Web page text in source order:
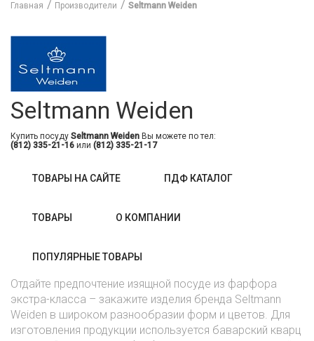
Главная Производители Seltmann Weiden
Seltmann Weiden
Купить посуду Seltmann Weiden Вы можете по тел:
(812) 335-21-16 или (812) 335-21-17
ТОВАРЫ НА САЙТЕ ПДФ КАТАЛОГ
ТОВАРЫ О КОМПАНИИ
ПОПУЛЯРНЫЕ ТОВАРЫ
Отдайте предпочтение изящной посуде из фарфора
экстра-класса – закажите изделия бренда Seltmann
Weiden в широком разнообразии форм и цветов. Для
изготовления продукции используется баварский кварц